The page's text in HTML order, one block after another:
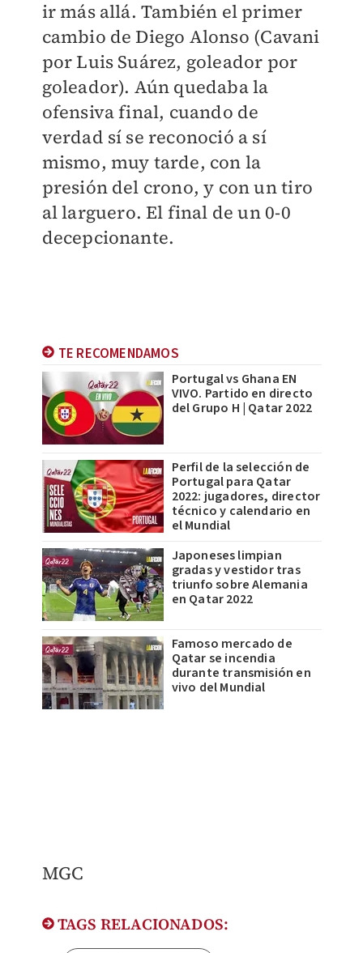
ir más allá. También el primer
cambio de Diego Alonso (Cavani
por Luis Suárez, goleador por
goleador). Aún quedaba la
ofensiva final, cuando de
verdad sí se reconoció a sí
mismo, muy tarde, con la
presión del crono, y con un tiro
al larguero. El final de un 0-0
decepcionante.
TE RECOMENDAMOS
Portugal vs Ghana EN
VIVO. Partido en directo
del Grupo H | Qatar 2022
Perfil de la selección de
Portugal para Qatar
2022: jugadores, director
técnico y calendario en
el Mundial
Japoneses limpian
gradas y vestidor tras
triunfo sobre Alemania
en Qatar 2022
Famoso mercado de
Qatar se incendia
durante transmisión en
vivo del Mundial
MGC
TAGS RELACIONADOS: